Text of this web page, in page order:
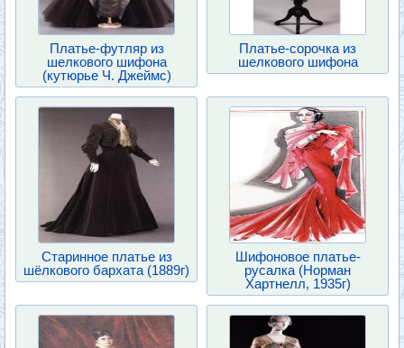
Платье-футляр из
шелкового шифона
(кутюрье Ч. Джеймс)
Платье-сорочка из
шелкового шифона
Старинное платье из
шёлкового бархата (1889г)
Шифоновое платье-
русалка (Норман
Хартнелл, 1935г)